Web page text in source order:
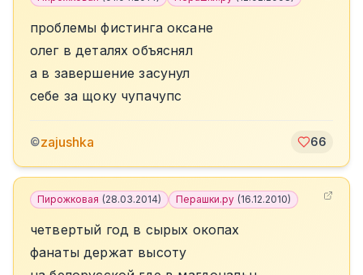
проблемы фистинга оксане
олег в деталях объяснял
а в завершение засунул
себе за щоку чупачупс
©zajushka 66
Пирожковая (28.03.2014) Перашки.ру (16.12.2010)
четвертый год в сырых окопах
фанаты держат высоту